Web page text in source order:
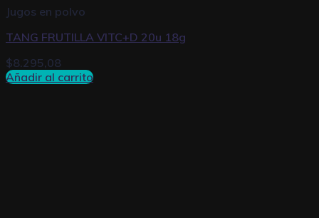
Jugos en polvo
TANG FRUTILLA VITC+D 20u 18g
$8.295,08
Añadir al carrito